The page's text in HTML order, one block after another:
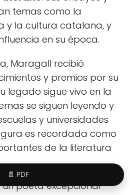
temas como la
y la cultura catalana, y
en su época.
Maragall recibió
y premios por su
legado sigue vivo en la
se siguen leyendo y
y universidades
es recordada como
de la literatura
poeta excepcional
📄 PDF